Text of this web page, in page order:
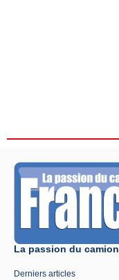
La passion du camion
Derniers articles